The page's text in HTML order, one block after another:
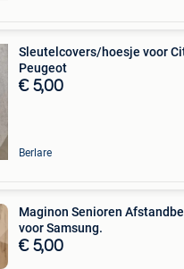
Sleutelcovers/hoesje voor
Peugeot
€ 5,00
Berlare
Maginon Senioren Afstandbediening
voor Samsung.
€ 5,00